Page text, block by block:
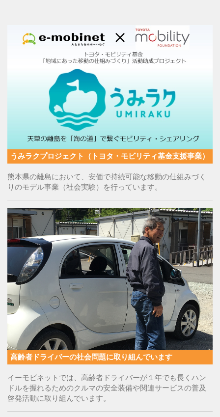
うみラクプロジェクト（トヨタ・モビリティ基金支援事業）
熊本県の離島において、安価で持続可能な移動の仕組みづく
りのモデル事業（社会実験）を行っています。
高齢者ドライバーの社会問題に取り組んでいます
イーモビネットでは、高齢者ドライバーが１年でも長くハン
ドルを握れるためのクルマの安全装備や関連サービスの普及
啓発活動に取り組んでいます。